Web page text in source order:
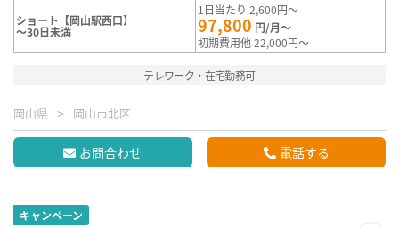
ショート【岡山駅西口】
～30日未満
1日当たり 2,600円～
97,800 円/月～
初期費用他 22,000円～
テレワーク・在宅勤務可
岡山県 岡山市北区
お問合わせ 電話する
キャンペーン